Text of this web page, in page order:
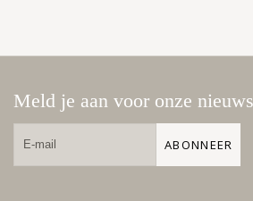
Meld je aan voor onze
ABONNEER